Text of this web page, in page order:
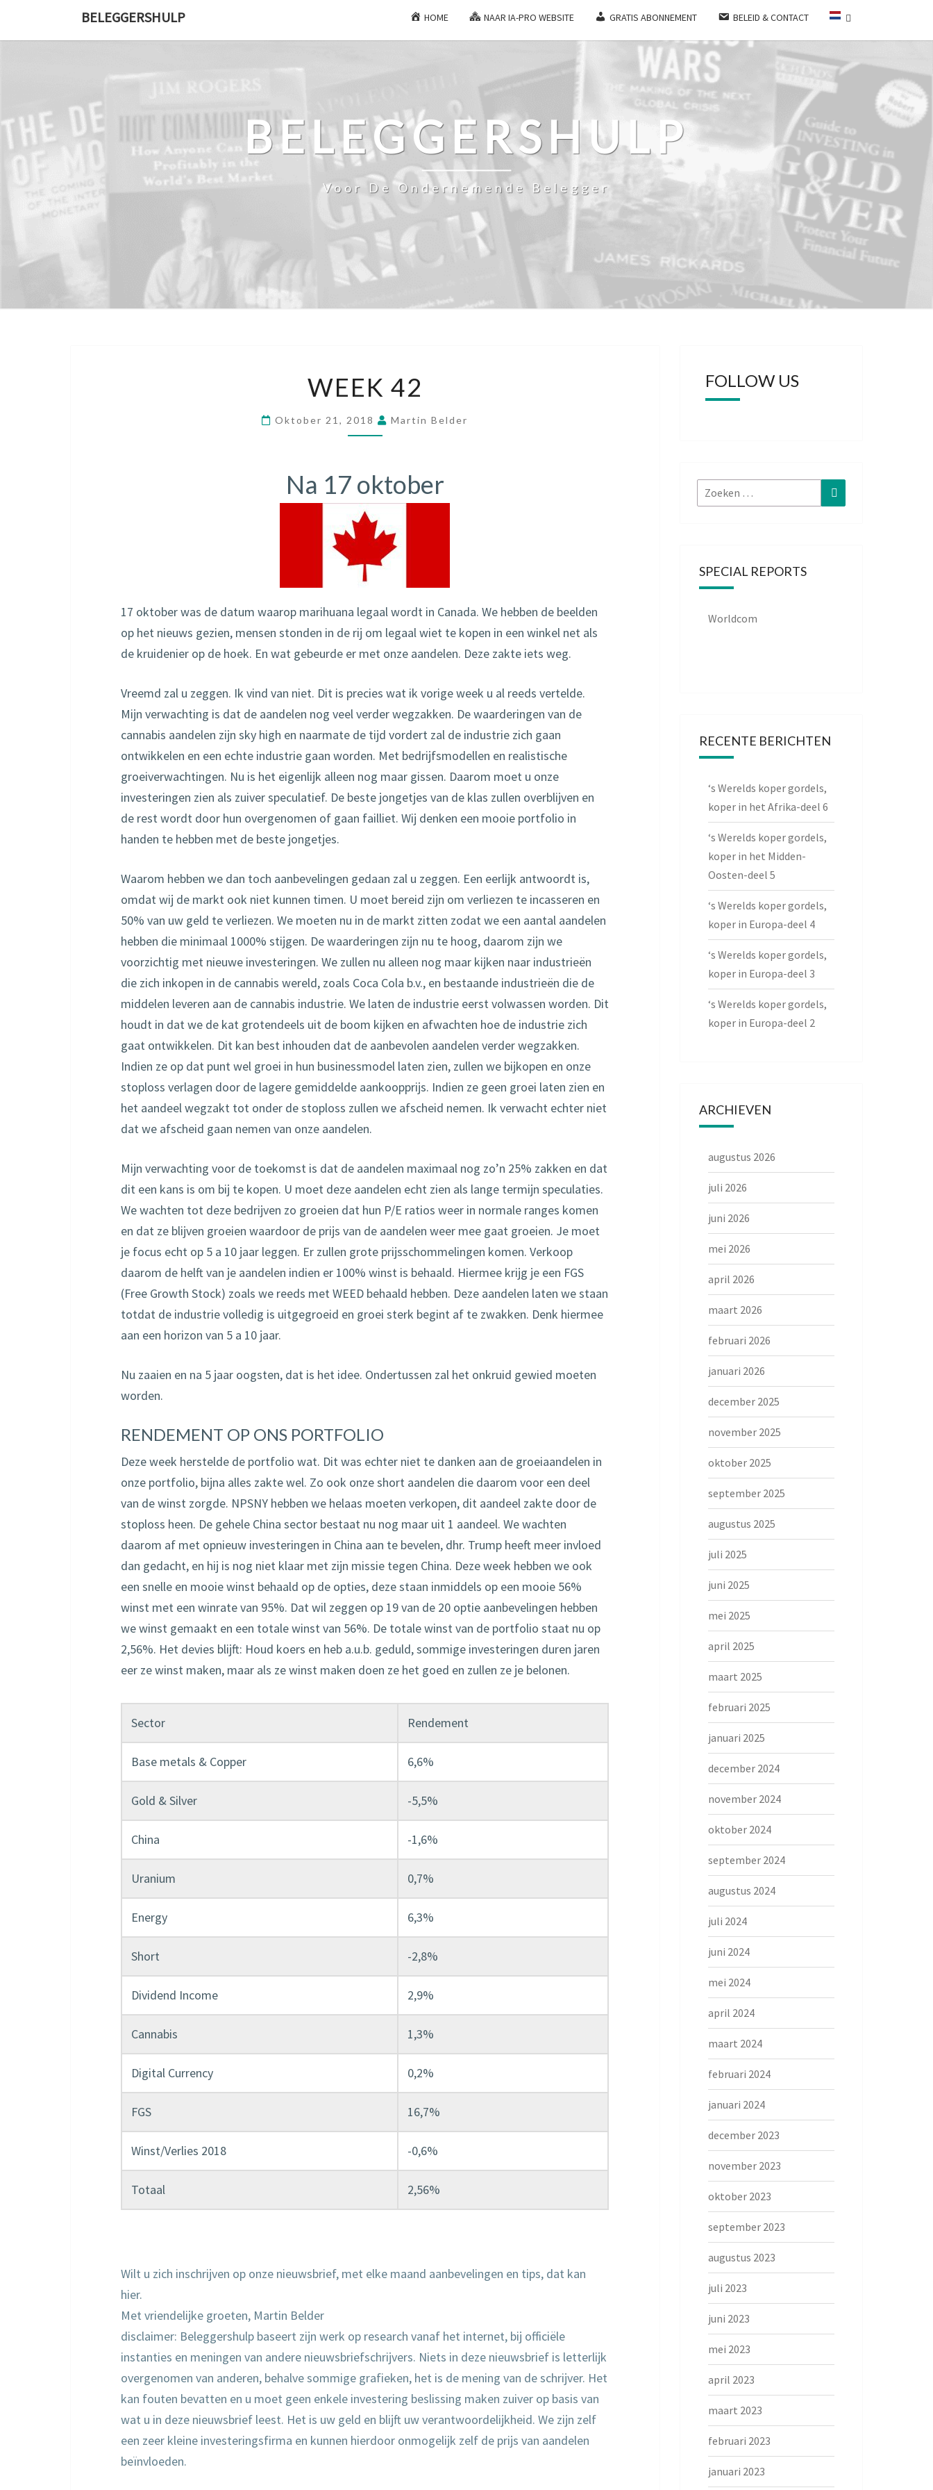
BELEGGERSHULP HOME NAAR IA-PRO WEBSITE GRATIS ABONNEMENT BELEID & CONTACT
BELEGGERSHULP
Voor De Ondernemende Belegger
42
WEEK 42
Oktober 21, 2018 Martin Belder
Na 17 oktober
17 oktober was de datum waarop marihuana legaal wordt in Canada. We hebben de beelden
op het nieuws gezien, mensen stonden in de rij om legaal wiet te kopen in een winkel net als
de kruidenier op de hoek. En wat gebeurde er met onze aandelen. Deze zakte iets weg.
Vreemd zal u zeggen. Ik vind van niet. Dit is precies wat ik vorige week u al reeds vertelde.
Mijn verwachting is dat de aandelen nog veel verder wegzakken. De waarderingen van de
cannabis aandelen zijn sky high en naarmate de tijd vordert zal de industrie zich gaan
ontwikkelen en een echte industrie gaan worden. Met bedrijfsmodellen en realistische
groeiverwachtingen. Nu is het eigenlijk alleen nog maar gissen. Daarom moet u onze
investeringen zien als zuiver speculatief. De beste jongetjes van de klas zullen overblijven en
de rest wordt door hun overgenomen of gaan failliet. Wij denken een mooie portfolio in
handen te hebben met de beste jongetjes.
Waarom hebben we dan toch aanbevelingen gedaan zal u zeggen. Een eerlijk antwoordt is,
omdat wij de markt ook niet kunnen timen. U moet bereid zijn om verliezen te incasseren en
50% van uw geld te verliezen. We moeten nu in de markt zitten zodat we een aantal aandelen
hebben die minimaal 1000% stijgen. De waarderingen zijn nu te hoog, daarom zijn we
voorzichtig met nieuwe investeringen. We zullen nu alleen nog maar kijken naar industrieën
die zich inkopen in de cannabis wereld, zoals Coca Cola b.v., en bestaande industrieën die de
middelen leveren aan de cannabis industrie. We laten de industrie eerst volwassen worden. Dit
houdt in dat we de kat grotendeels uit de boom kijken en afwachten hoe de industrie zich
gaat ontwikkelen. Dit kan best inhouden dat de aanbevolen aandelen verder wegzakken.
Indien ze op dat punt wel groei in hun businessmodel laten zien, zullen we bijkopen en onze
stoploss verlagen door de lagere gemiddelde aankoopprijs. Indien ze geen groei laten zien en
het aandeel wegzakt tot onder de stoploss zullen we afscheid nemen. Ik verwacht echter niet
dat we afscheid gaan nemen van onze aandelen.
Mijn verwachting voor de toekomst is dat de aandelen maximaal nog zo’n 25% zakken en dat
dit een kans is om bij te kopen. U moet deze aandelen echt zien als lange termijn speculaties.
We wachten tot deze bedrijven zo groeien dat hun P/E ratios weer in normale ranges komen
en dat ze blijven groeien waardoor de prijs van de aandelen weer mee gaat groeien. Je moet
je focus echt op 5 a 10 jaar leggen. Er zullen grote prijsschommelingen komen. Verkoop
daarom de helft van je aandelen indien er 100% winst is behaald. Hiermee krijg je een FGS
(Free Growth Stock) zoals we reeds met WEED behaald hebben. Deze aandelen laten we staan
totdat de industrie volledig is uitgegroeid en groei sterk begint af te zwakken. Denk hiermee
aan een horizon van 5 a 10 jaar.
Nu zaaien en na 5 jaar oogsten, dat is het idee. Ondertussen zal het onkruid gewied moeten
worden.
RENDEMENT OP ONS PORTFOLIO
Deze week herstelde de portfolio wat. Dit was echter niet te danken aan de groeiaandelen in
onze portfolio, bijna alles zakte wel. Zo ook onze short aandelen die daarom voor een deel
van de winst zorgde. NPSNY hebben we helaas moeten verkopen, dit aandeel zakte door de
stoploss heen. De gehele China sector bestaat nu nog maar uit 1 aandeel. We wachten
daarom af met opnieuw investeringen in China aan te bevelen, dhr. Trump heeft meer invloed
dan gedacht, en hij is nog niet klaar met zijn missie tegen China. Deze week hebben we ook
een snelle en mooie winst behaald op de opties, deze staan inmiddels op een mooie 56%
winst met een winrate van 95%. Dat wil zeggen op 19 van de 20 optie aanbevelingen hebben
we winst gemaakt en een totale winst van 56%. De totale winst van de portfolio staat nu op
2,56%. Het devies blijft: Houd koers en heb a.u.b. geduld, sommige investeringen duren jaren
eer ze winst maken, maar als ze winst maken doen ze het goed en zullen ze je belonen.
Sector Rendement
Base metals & Copper 6,6%
Gold & Silver -5,5%
China -1,6%
Uranium 0,7%
Energy 6,3%
Short -2,8%
Dividend Income 2,9%
Cannabis 1,3%
Digital Currency 0,2%
FGS 16,7%
Winst/Verlies 2018 -0,6%
Totaal 2,56%
Wilt u zich inschrijven op onze nieuwsbrief, met elke maand aanbevelingen en tips, dat kan
hier.
Met vriendelijke groeten, Martin Belder
disclaimer: Beleggershulp baseert zijn werk op research vanaf het internet, bij officiële
instanties en meningen van andere nieuwsbriefschrijvers. Niets in deze nieuwsbrief is letterlijk
overgenomen van anderen, behalve sommige grafieken, het is de mening van de schrijver. Het
kan fouten bevatten en u moet geen enkele investering beslissing maken zuiver op basis van
wat u in deze nieuwsbrief leest. Het is uw geld en blijft uw verantwoordelijkheid. We zijn zelf
een zeer kleine investeringsfirma en kunnen hierdoor onmogelijk zelf de prijs van aandelen
beïnvloeden.
FOLLOW US
Zoeken
naar:
Zoeken
SPECIAL REPORTS
Worldcom
RECENTE BERICHTEN
‘s Werelds koper gordels,
koper in het Afrika-deel 6
‘s Werelds koper gordels,
koper in het Midden-
Oosten-deel 5
‘s Werelds koper gordels,
koper in Europa-deel 4
‘s Werelds koper gordels,
koper in Europa-deel 3
‘s Werelds koper gordels,
koper in Europa-deel 2
ARCHIEVEN
augustus 2026
juli 2026
juni 2026
mei 2026
april 2026
maart 2026
februari 2026
januari 2026
december 2025
november 2025
oktober 2025
september 2025
augustus 2025
juli 2025
juni 2025
mei 2025
april 2025
maart 2025
februari 2025
januari 2025
december 2024
november 2024
oktober 2024
september 2024
augustus 2024
juli 2024
juni 2024
mei 2024
april 2024
maart 2024
februari 2024
januari 2024
december 2023
november 2023
oktober 2023
september 2023
augustus 2023
juli 2023
juni 2023
mei 2023
april 2023
maart 2023
februari 2023
januari 2023